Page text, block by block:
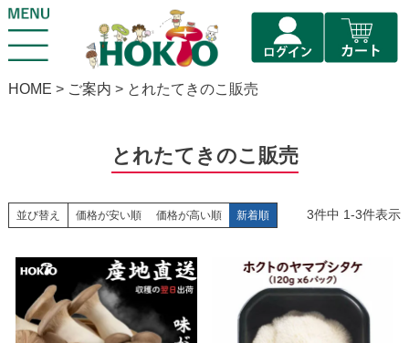
HOME ご案内 とれたてきのこ販売
とれたてきのこ販売
並び替え 価格が安い順 価格が高い順 新着順 3件中 1-3件表示